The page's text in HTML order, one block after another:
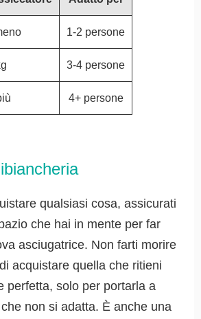
1-2 persone
3-4 persone
4+ persone
qualsiasi cosa, assicurati
che hai in mente per far
asciugatrice. Non farti morire
acquistare quella che ritieni
perfetta, solo per portarla a
non si adatta. È anche una